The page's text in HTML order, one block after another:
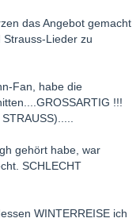
das Angebot gemacht
Strauss-Lieder zu
Fan, habe die
!!!
gehört habe, war
SCHLECHT
WINTERREISE ich